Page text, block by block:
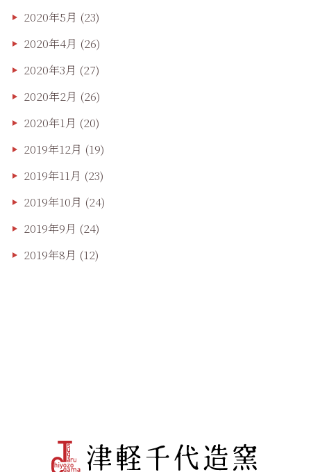
2020年5月 (23)
2020年4月 (26)
2020年3月 (27)
2020年2月 (26)
2020年1月 (20)
2019年12月 (19)
2019年11月 (23)
2019年10月 (24)
2019年9月 (24)
2019年8月 (12)